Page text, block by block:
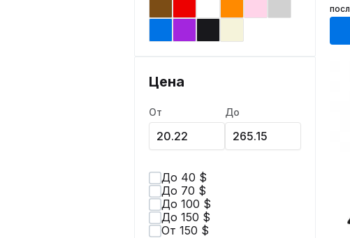
Цена
От До
До 40 $
До 70 $
До 100 $
До 150 $
От 150 $